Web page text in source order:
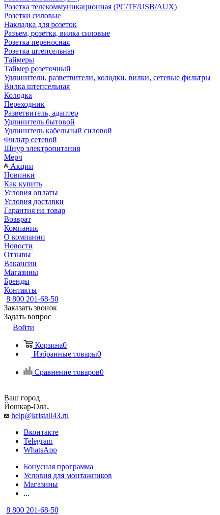
Розетка телекоммуникационная (PC/TF/USB/AUX)
Розетки силовые
Накладка для розеток
Разъем, розетка, вилка силовые
Розетка переносная
Розетка штепсельная
Таймеры
Таймер розеточный
Удлинители, разветвители, колодки, вилки, сетевые фильтры
Вилка штепсельная
Колодка
Переходник
Разветвитель, адаптер
Удлинитель бытовой
Удлинитель кабельный силовой
Фильтр сетевой
Шнур электропитания
Мерч
Акции
Новинки
Как купить
Условия оплаты
Условия доставки
Гарантия на товар
Возврат
Компания
О компании
Новости
Отзывы
Вакансии
Магазины
Бренды
Контакты
8 800 201-68-50
Заказать звонок
Задать вопрос
Войти
Корзина0
Избранные товары0
Сравнение товаров0
Ваш город
Йошкар-Ола
help@kristall43.ru
Вконтакте
Telegram
WhatsApp
Бонусная программа
Условия для монтажников
Магазины
...
8 800 201-68-50